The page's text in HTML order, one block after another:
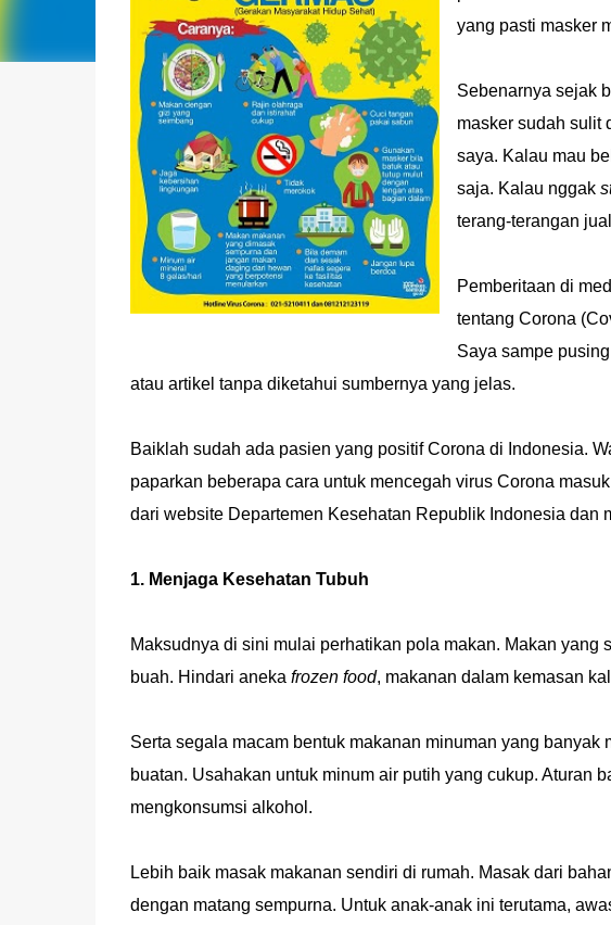
yang pasti masker
Sebenarnya sejak
masker sudah sulit
saya. Kalau mau
saja. Kalau nggak
terang-terangan
Pemberitaan di
tentang Corona
Saya sampe
atau artikel tanpa diketahui sumbernya yang jelas.
Baiklah sudah ada pasien yang positif Corona di Indonesia.
paparkan beberapa cara untuk mencegah virus Corona
dari website Departemen Kesehatan Republik Indonesia dan
1. Menjaga Kesehatan Tubuh
Maksudnya di sini mulai perhatikan pola makan. Makan yang
buah. Hindari aneka frozen food, makanan dalam kemasan
Serta segala macam bentuk makanan minuman yang
buatan. Usahakan untuk minum air putih yang cukup. Aturan
mengkonsumsi alkohol.
Lebih baik masak makanan sendiri di rumah. Masak dari
dengan matang sempurna. Untuk anak-anak ini terutama,